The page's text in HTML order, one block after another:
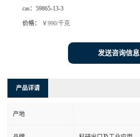
cas： 59865-13-3
价格： ￥990/千克
发送咨询信息
产品详请
产地